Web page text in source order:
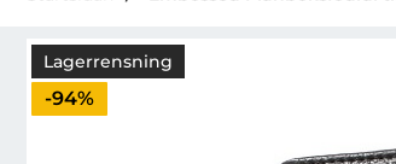
Lagerrensning
Priset är nedsatt med
-94%